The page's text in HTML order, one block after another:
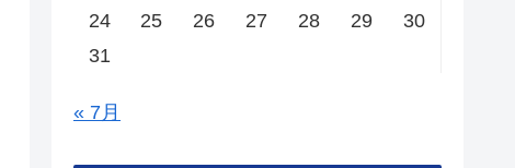
24
25 26 27 28 29
30
31
« 7月